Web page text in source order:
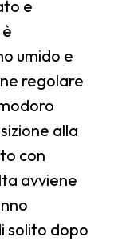
e
umido e
regolare
alla
con
avviene
solito dopo